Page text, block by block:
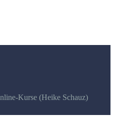
Kurse (Heike Schauz)